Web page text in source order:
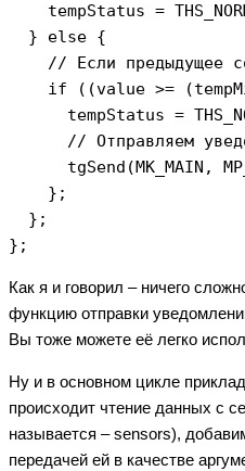
tempStatus =
  } else {
// Если предыдущее
if ((value >=
tempStatus =
// Отправляем
tgSend(MK_MAIN,
    };
  };
Как я и говорил – ничего
функцию отправки
Вы тоже можете её легко
Ну и в основном цикле
происходит чтение данных с
называется – sensors),
передачей ей в качестве